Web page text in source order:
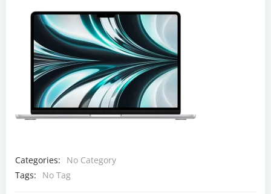
Categories:
No Category
Tags:
No Tag